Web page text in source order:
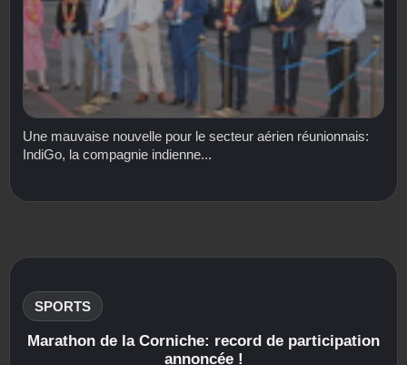
Une mauvaise nouvelle pour le secteur aérien réunionnais:
IndiGo, la compagnie indienne...
SPORTS
Marathon de la Corniche: record de participation
annoncée !